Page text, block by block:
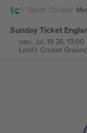
Sport Cricket
søn., jul. 19 26, 13:00
Lord's Cricket